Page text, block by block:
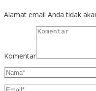
Alamat email Anda tidak
Komentar